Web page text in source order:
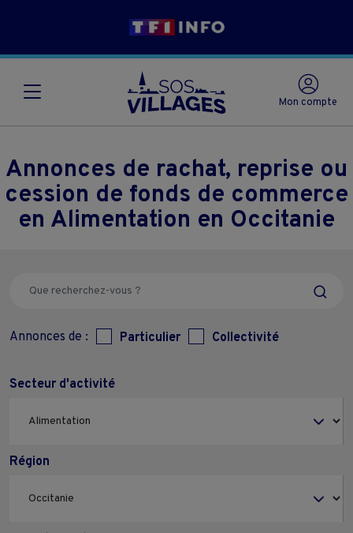
Mon compte
Annonces de rachat, reprise ou
cession de fonds de commerce
en Alimentation en Occitanie
Annonces de : Particulier Collectivité
Secteur d'activité
Région